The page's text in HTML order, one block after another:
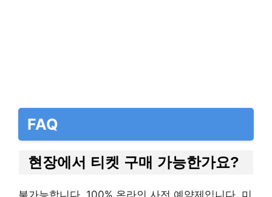
FAQ
현장에서 티켓 구매 가능한가요?
불가능합니다. 100% 온라인 사전 예약제입니다. 미